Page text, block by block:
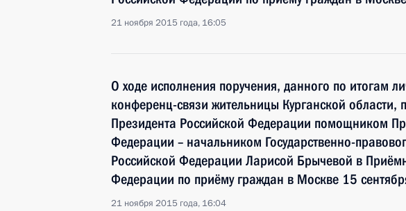
21 ноября 2015 года, 16:05
О ходе исполнения поручения, данного по итогам
конференц-связи жительницы Курганской области,
Президента Российской Федерации помощником
Федерации – начальником Государственно-
Российской Федерации Ларисой Брычевой в
Федерации по приёму граждан в Москве 15
21 ноября 2015 года, 16:04